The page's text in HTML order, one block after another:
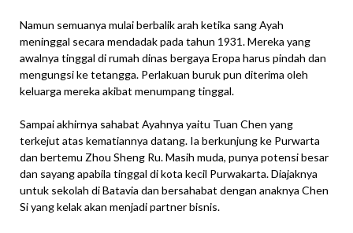
Namun semuanya mulai berbalik arah ketika sang Ayah
meninggal secara mendadak pada tahun 1931. Mereka yang
awalnya tinggal di rumah dinas bergaya Eropa harus pindah dan
mengungsi ke tetangga. Perlakuan buruk pun diterima oleh
keluarga mereka akibat menumpang tinggal.
Sampai akhirnya sahabat Ayahnya yaitu Tuan Chen yang
terkejut atas kematiannya datang. Ia berkunjung ke Purwarta
dan bertemu Zhou Sheng Ru. Masih muda, punya potensi besar
dan sayang apabila tinggal di kota kecil Purwakarta. Diajaknya
untuk sekolah di Batavia dan bersahabat dengan anaknya Chen
Si yang kelak akan menjadi partner bisnis.